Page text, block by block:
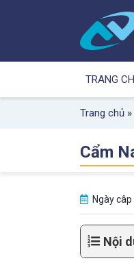
TRANG
Trang chủ »
Cẩm
Ngày
Nội